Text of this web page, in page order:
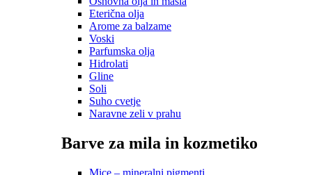
Eterična olja
Arome za balzame
Voski
Parfumska olja
Hidrolati
Gline
Soli
Suho cvetje
Naravne zeli v prahu
Barve za mila in kozmetiko
Mice – mineralni pigmenti